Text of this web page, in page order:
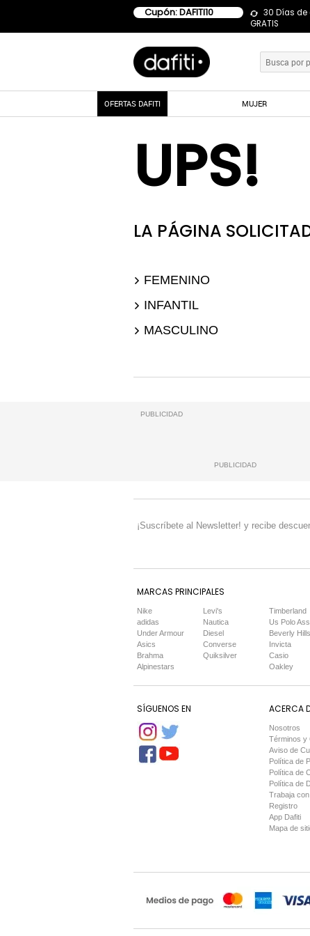
Cupón: DAFITI10
30 Días
GRATIS
OFERTAS DAFITI MUJER
UPS!
LA PÁGINA
FEMENINO
INFANTIL
MASCULINO
PUBLICIDAD
PUBLICIDAD
¡Suscríbete al Newsletter! y recibe
MARCAS PRINCIPALES
Nike
adidas
Under Armour
Asics
Brahma
Alpinestars
Levi's
Nautica
Diesel
Converse
Quiksilver
Timberland
Us Polo
Beverly Hills
Invicta
Casio
Oakley
SÍGUENOS EN ACERCA
Nosotros
Términos y
Aviso de
Política de
Política de
Política de
Trabaja
Registro
App Dafiti
Mapa de